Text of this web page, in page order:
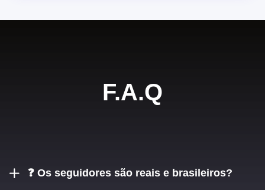
F.A.Q
❓ Os seguidores são reais e brasileiros?